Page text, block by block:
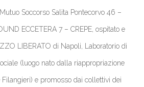
Soccorso Salita Pontecorvo 46 –
ECCETERA 7 – CREPE, ospitato e
LIBERATO di Napoli, Laboratorio di
(luogo nato dalla riappropriazione
Filangieri) e promosso dai collettivi dei